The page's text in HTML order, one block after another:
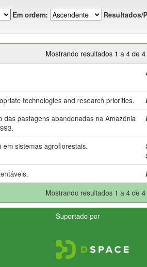
Em ordem: Resultados/
Mostrando resultados 1 a 4 de 4
technologies and research priorities.
pastagens abandonadas na Amazônia
sistemas agroflorestais.
Mostrando resultados 1 a 4 de 4
Suportado por